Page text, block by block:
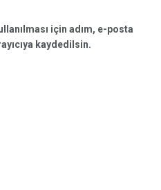
için adım, e-posta
kaydedilsin.